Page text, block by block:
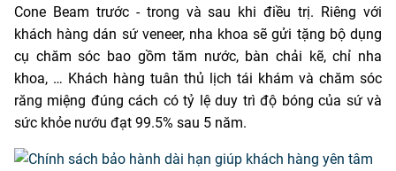
Cone Beam trước - trong và sau khi điều trị. Riêng với
khách hàng dán sứ veneer, nha khoa sẽ gửi tặng bộ dụng
cụ chăm sóc bao gồm tăm nước, bàn chải kẽ, chỉ nha
khoa, … Khách hàng tuân thủ lịch tái khám và chăm sóc
răng miệng đúng cách có tỷ lệ duy trì độ bóng của sứ và
sức khỏe nướu đạt 99.5% sau 5 năm.